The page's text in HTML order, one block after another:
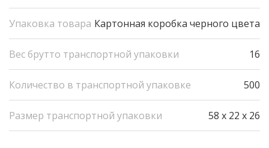
Упаковка товара Картонная коробка черного цвета
Вес брутто транспортной упаковки 16
Количество в транспортной упаковке 500
Размер транспортной упаковки 58 x 22 x 26